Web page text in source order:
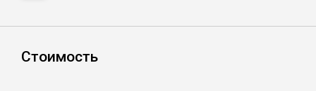
Стоимость